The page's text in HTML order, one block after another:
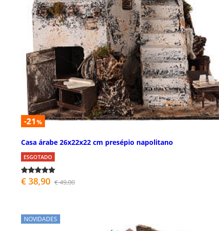
-21 %
Casa árabe 26x22x22 cm presépio napolitano
ESGOTADO
€ 38,90 € 49,00
NOVIDADES